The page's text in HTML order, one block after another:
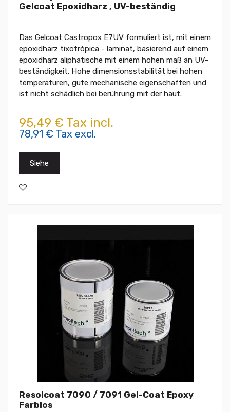
Gelcoat Epoxidharz , UV-beständig
Das Gelcoat Castropox E7UV formuliert ist, mit einem
epoxidharz tixotrópica - laminat, basierend auf einem
epoxidharz aliphatische mit einem hohen maß an UV-
beständigkeit. Hohe dimensionsstabilität bei hohen
temperaturen, gute mechanische eigenschaften und
ist nicht schädlich bei berührung mit der haut.
95,49 € Tax incl.
78,91 € Tax excl.
Siehe
Resolcoat 7090 / 7091 Gel-Coat Epoxy
Farblos